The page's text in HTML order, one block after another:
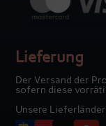
Lieferung
Der Versand der
sofern diese
Unsere